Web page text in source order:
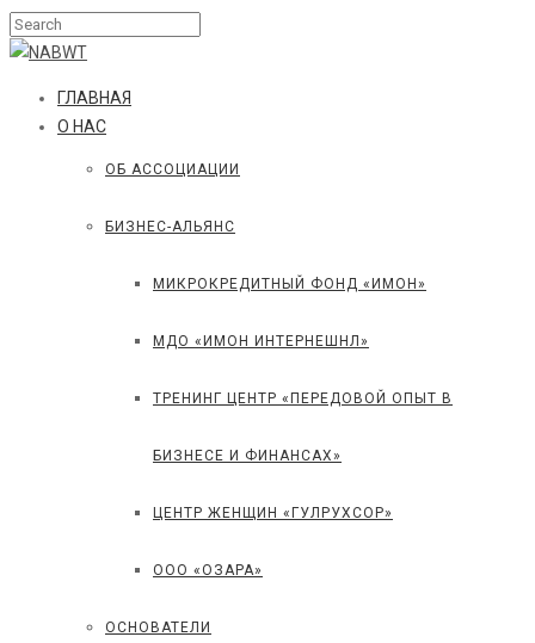
ГЛАВНАЯ
О НАС
ОБ АССОЦИАЦИИ
БИЗНЕС-АЛЬЯНС
МИКРОКРЕДИТНЫЙ ФОНД «ИМОН»
МДО «ИМОН ИНТЕРНЕШНЛ»
ТРЕНИНГ ЦЕНТР «ПЕРЕДОВОЙ ОПЫТ В
БИЗНЕСЕ И ФИНАНСАХ»
ЦЕНТР ЖЕНЩИН «ГУЛРУХСОР»
ООО «ОЗАРА»
ОСНОВАТЕЛИ